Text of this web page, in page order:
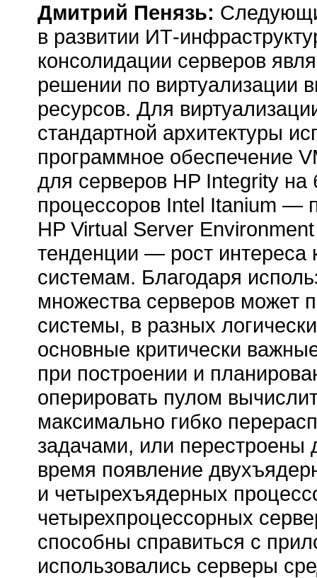
Дмитрий Пенязь:
в развитии ИТ-
консолидации серверов
решении по виртуализации
ресурсов. Для
стандартной архитектуры
программное обеспечение
для серверов HP Integrity на
процессоров Intel Itanium —
HP Virtual Server
тенденции — рост
системам. Благодаря
множества серверов может
системы, в разных
основные критически
при построении и
оперировать пулом
максимально гибко
задачами, или
время появление
и четырехъядерных
четырехпроцессорных
способны справиться с
использовались серверы